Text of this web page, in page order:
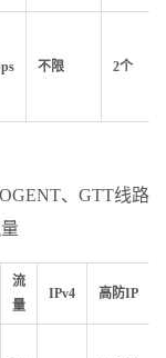
不限 2个
、GTT线路
流
量
IPv4 高防IP